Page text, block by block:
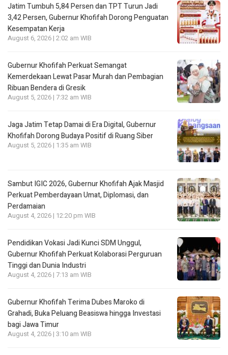
Jatim Tumbuh 5,84 Persen dan TPT Turun Jadi
3,42 Persen, Gubernur Khofifah Dorong Penguatan
Kesempatan Kerja
August 6, 2026 | 2:02 am WIB
Gubernur Khofifah Perkuat Semangat
Kemerdekaan Lewat Pasar Murah dan Pembagian
Ribuan Bendera di Gresik
August 5, 2026 | 7:32 am WIB
Jaga Jatim Tetap Damai di Era Digital, Gubernur
Khofifah Dorong Budaya Positif di Ruang Siber
August 5, 2026 | 1:35 am WIB
Sambut IGIC 2026, Gubernur Khofifah Ajak Masjid
Perkuat Pemberdayaan Umat, Diplomasi, dan
Perdamaian
August 4, 2026 | 12:20 pm WIB
Pendidikan Vokasi Jadi Kunci SDM Unggul,
Gubernur Khofifah Perkuat Kolaborasi Perguruan
Tinggi dan Dunia Industri
August 4, 2026 | 7:13 am WIB
Gubernur Khofifah Terima Dubes Maroko di
Grahadi, Buka Peluang Beasiswa hingga Investasi
bagi Jawa Timur
August 4, 2026 | 3:10 am WIB